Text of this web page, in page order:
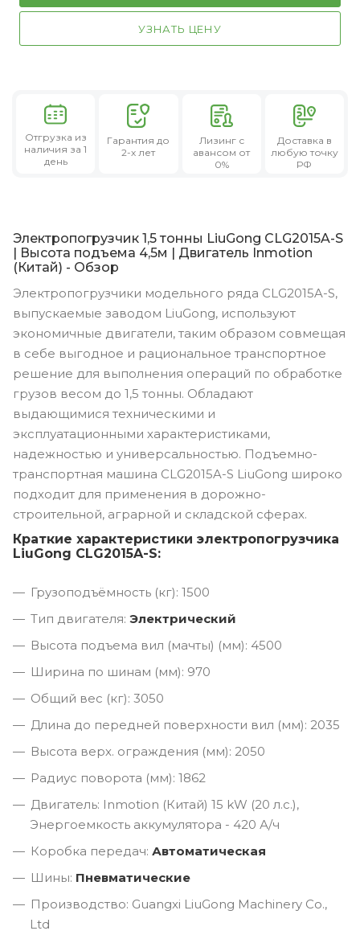
УЗНАТЬ ЦЕНУ
Отгрузка из
наличия за 1
день
Гарантия до
2-х лет
Лизингс
авансом от
0%
Доставка в
любую точку
РФ
Электропогрузчик 1,5 тонны LiuGong CLG2015A-S
| Высота подъема 4,5м | Двигатель Inmotion
(Китай) - Обзор
Электропогрузчики модельного ряда CLG2015A-S,
выпускаемые заводом LiuGong, используют
экономичные двигатели, таким образом совмещая
в себе выгодное и рациональное транспортное
решение для выполнения операций по обработке
грузов весом до 1,5 тонны. Обладают
выдающимися техническими и
эксплуатационными характеристиками,
надежностью и универсальностью. Подъемно-
транспортная машина CLG2015A-S LiuGong широко
подходит для применения в дорожно-
строительной, аграрной и складской сферах.
Краткие характеристики электропогрузчика
LiuGong CLG2015A-S:
Грузоподъёмность (кг): 1500
Тип двигателя: Электрический
Высота подъема вил (мачты) (мм): 4500
Ширина по шинам (мм): 970
Общий вес (кг): 3050
Длина до передней поверхности вил (мм): 2035
Высота верх. ограждения (мм): 2050
Радиус поворота (мм): 1862
Двигатель: Inmotion (Китай) 15 kW (20 л.с.),
Энергоемкость аккумулятора - 420 А/ч
Коробка передач: Автоматическая
Шины: Пневматические
Производство: Guangxi LiuGong Machinery Co.,
Ltd